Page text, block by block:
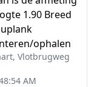
1.90 Breed
ophalen
Vlotbrugweg
AM